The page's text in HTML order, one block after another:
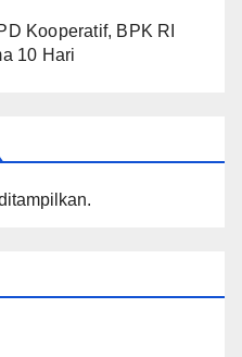
Kooperatif, BPK RI
10 Hari